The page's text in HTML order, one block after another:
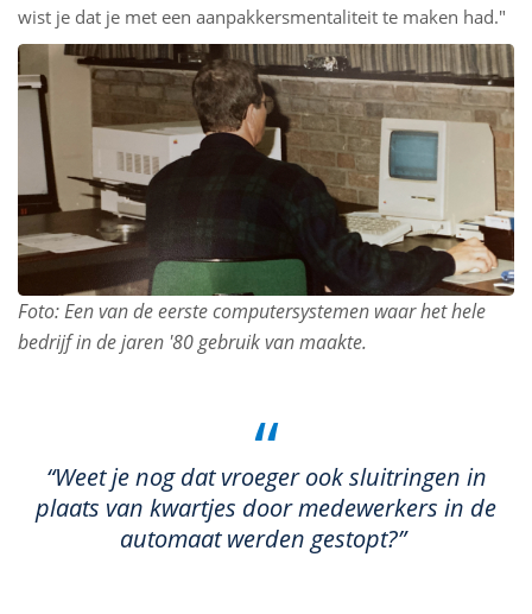
wist je dat je met een aanpakkersmentaliteit te maken had."
Foto: Een van de eerste computersystemen waar het hele
bedrijf in de jaren '80 gebruik van maakte.
“
“Weet je nog dat vroeger ook sluitringen in
plaats van kwartjes door medewerkers in de
automaat werden gestopt?”